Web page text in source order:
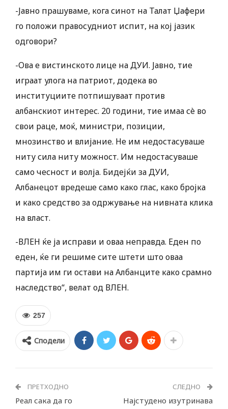
-Јавно прашуваме, кога синот на Талат Џафери
го положи правосудниот испит, на кој јазик
одговори?
-Ова е вистинското лице на ДУИ. Јавно, тие
играат улога на патриот, додека во
институциите потпишуваат против
албанскиот интерес. 20 години, тие имаа сè во
свои раце, моќ, министри, позиции,
мнозинство и влијание. Не им недостасуваше
ниту сила ниту можност. Им недостасуваше
само чесност и волја. Бидејќи за ДУИ,
Албанецот вредеше само како глас, како бројка
и како средство за одржување на нивната клика
на власт.
-ВЛЕН ќе ја исправи и оваа неправда. Еден по
еден, ќе ги решиме сите штети што оваа
партија им ги остави на Албанците како срамно
наследство“, велат од ВЛЕН.
257
Сподели
ПРЕТХОДНО
Реал сака да го
СЛЕДНО
Најстудено изутринава